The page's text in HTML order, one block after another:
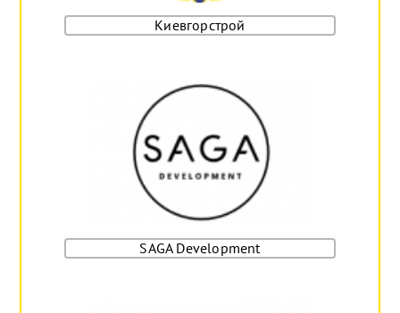
Киевгорстрой
SAGA Development